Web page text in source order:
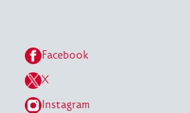
Facebook
X
Instagram